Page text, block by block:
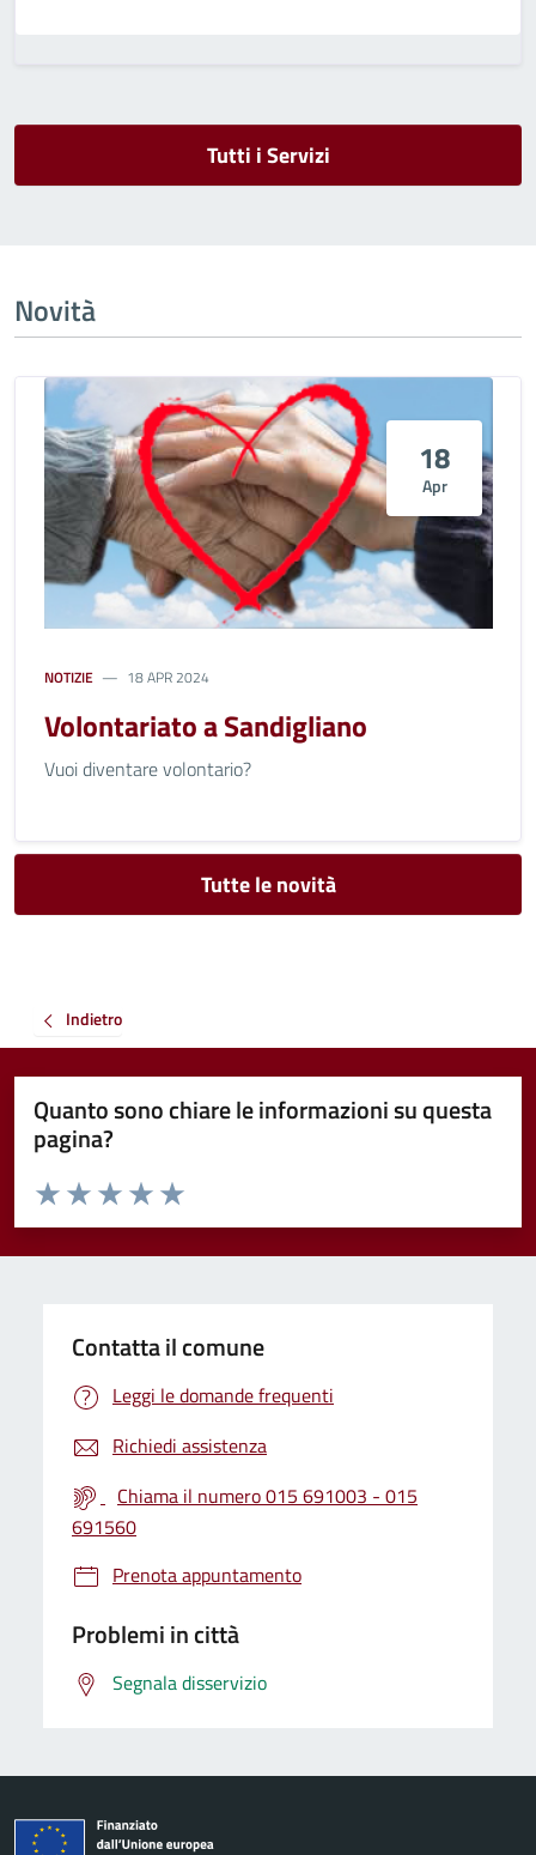
Tutti i Servizi
Novità
18
Apr
NOTIZIE 18 APR 2024
Volontariato a Sandigliano
Vuoi diventare volontario?
Tutte le novità
Indietro
Quanto sono chiare le informazioni su questa
pagina?
Valuta da 1 a 5 stelle la pagina
Valuta 5 stelle su 5
Valuta 4 stelle su 5
Valuta 3 stelle su 5
Valuta 2 stelle su 5
Valuta 1 stelle su 5
Contatta il comune
Leggi le domande frequenti
Richiedi assistenza
Chiama il numero 015 691003 - 015
691560
Prenota appuntamento
Problemi in città
Segnala disservizio